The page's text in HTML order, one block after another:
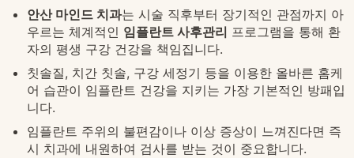
안산 마인드 치과는 시술 직후부터 장기적인 관점까지 아
우르는 체계적인 임플란트 사후관리 프로그램을 통해 환
자의 평생 구강 건강을 책임집니다.
칫솔질, 치간 칫솔, 구강 세정기 등을 이용한 올바른 홈케
어 습관이 임플란트 건강을 지키는 가장 기본적인 방패입
니다.
임플란트 주위의 불편감이나 이상 증상이 느껴진다면 즉
시 치과에 내원하여 검사를 받는 것이 중요합니다.